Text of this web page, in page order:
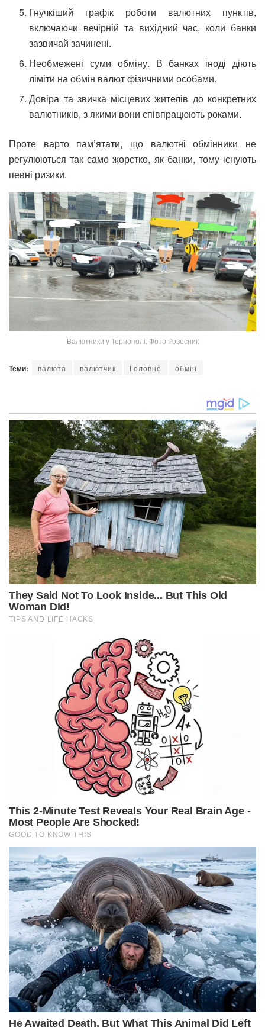
Гнучкіший графік роботи валютних пунктів,
включаючи вечірній та вихідний час, коли банки
зазвичай зачинені.
Необмежені суми обміну. В банках іноді діють
ліміти на обмін валют фізичними особами.
Довіра та звичка місцевих жителів до конкретних
валютників, з якими вони співпрацюють роками.
Проте варто пам’ятати, що валютні обмінники не
регулюються так само жорстко, як банки, тому існують
певні ризики.
Валютники у Тернополі. Фото Ровесник
Теми: валюта валютчик Головне обмін